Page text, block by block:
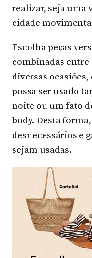
realizar, seja uma
cidade
Escolha peças
combinadas entre
diversas
possa ser usado
noite ou um fato
body. Desta
desnecessários e
sejam usadas.